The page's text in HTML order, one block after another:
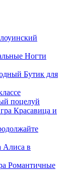
Ногти
Бутик для
поцелуй
Красавица и
Алиса в
Романтичные